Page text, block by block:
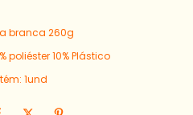
branca 260g
poliéster 10% Plástico
1und